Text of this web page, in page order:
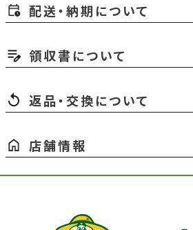
配送・納期について
領収書について
返品・交換について
店舗情報